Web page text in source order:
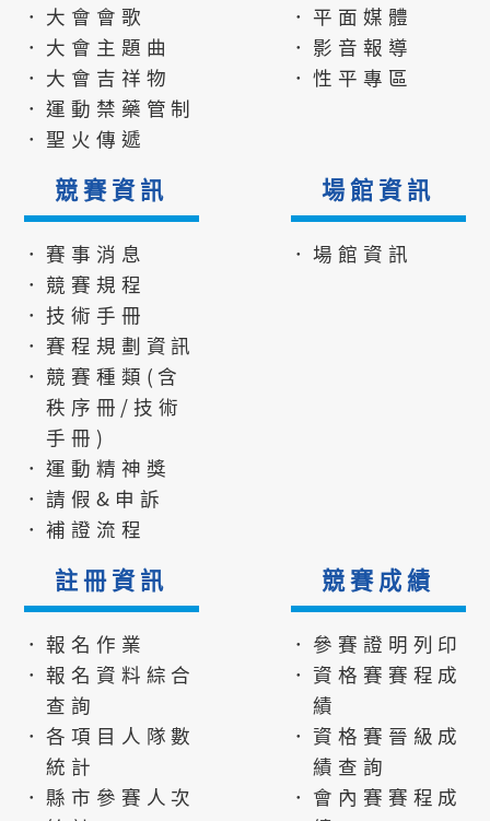
．大會會歌
．大會主題曲
．大會吉祥物
．運動禁藥管制
．聖火傳遞
．平面媒體
．影音報導
．性平專區
競賽資訊
．賽事消息
．競賽規程
．技術手冊
．賽程規劃資訊
．競賽種類(含
秩序冊/技術
手冊)
．運動精神獎
．請假&申訴
．補證流程
場館資訊
．場館資訊
註冊資訊
．報名作業
．報名資料綜合
查詢
．各項目人隊數
統計
．縣市參賽人次
競賽成績
．參賽證明列印
．資格賽賽程成
績
．資格賽晉級成
績查詢
．會內賽賽程成